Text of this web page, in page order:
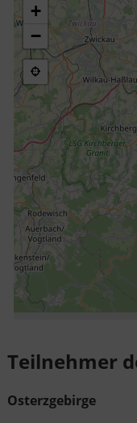
+
−
Teilnehmer
Osterzgebirge